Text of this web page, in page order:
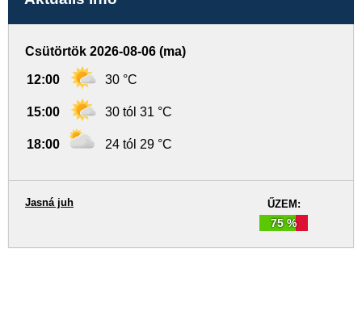
Csütörtök 2026-08-06 (ma)
12:00 30 °C
15:00 30 tól 31 °C
18:00 24 tól 29 °C
ŰZEM:
75 %
Jasná juh